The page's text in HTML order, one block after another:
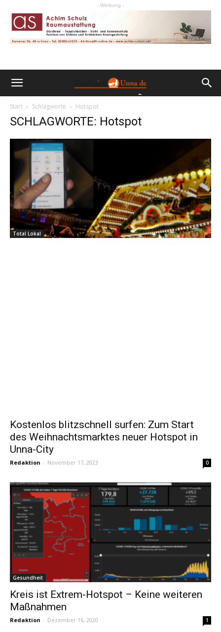
- Werbung -
Start Schlagworte Hotspot
SCHLAGWORTE: Hotspot
Total Lokal
Kostenlos blitzschnell surfen: Zum Start
des Weihnachtsmarktes neuer Hotspot in
Unna-City
Redaktion - November 17, 2023 0
Gesundheit
Kreis ist Extrem-Hotspot – Keine weiteren
Maßnahmen
Redaktion - Dezember 16, 2020 1